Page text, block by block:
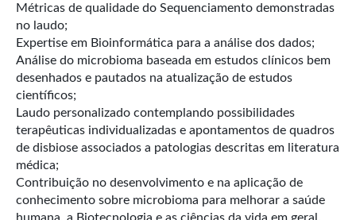
Métricas de qualidade do Sequenciamento demonstradas
no laudo;
Expertise em Bioinformática para a análise dos dados;
Análise do microbioma baseada em estudos clínicos bem
desenhados e pautados na atualização de estudos
científicos;
Laudo personalizado contemplando possibilidades
terapêuticas individualizadas e apontamentos de quadros
de disbiose associados a patologias descritas em literatura
médica;
Contribuição no desenvolvimento e na aplicação de
conhecimento sobre microbioma para melhorar a saúde
humana, a Biotecnologia e as ciências da vida em geral.